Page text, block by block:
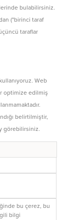
bulabilirsiniz.
("birinci taraf
taraflar
Web
optimize edilmiş
belirtilmiştir,
görebilirsiniz.
bu çerez, bu
bilgi